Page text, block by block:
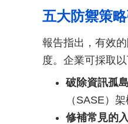
五大防禦策
報告指出，有效
度。企業可採取
破除資訊孤島
（SASE）
修補常見的